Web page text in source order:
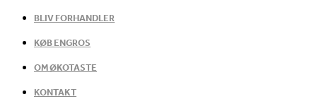
BLIV FORHANDLER
KØB ENGROS
OM ØKOTASTE
KONTAKT